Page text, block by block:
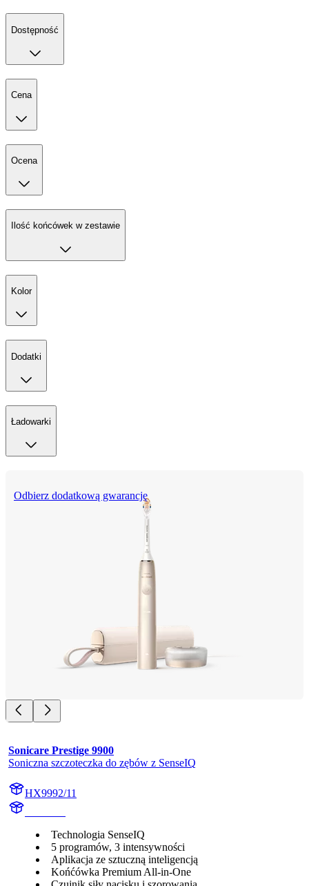
Dostępność
Cena
Ocena
Ilość końcówek w zestawie
Kolor
Dodatki
Ładowarki
Odbierz dodatkową gwarancję
Sonicare Prestige 9900
Soniczna szczoteczka do zębów z SenseIQ
HX9992/11
Technologia SenseIQ
5 programów, 3 intensywności
Aplikacja ze sztuczną inteligencją
Końćówka Premium All-in-One